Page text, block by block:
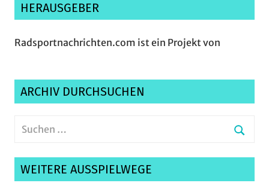
HERAUSGEBER
Radsportnachrichten.com ist ein Projekt von
ARCHIV DURCHSUCHEN
Suchen
WEITERE AUSSPIELWEGE